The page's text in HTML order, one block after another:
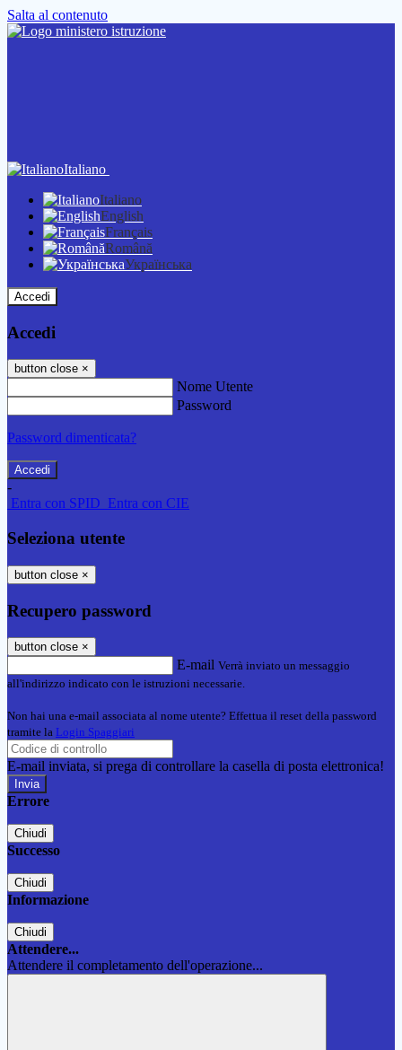
Salta al contenuto
Italiano
Italiano
English
Français
Română
Українська
Accedi
Accedi
button close ×
Nome Utente
Password
Password dimenticata?
-
Entra con SPID Entra con CIE
Seleziona utente
button close ×
Recupero password
button close ×
E-mail Verrà inviato un messaggio
all'indirizzo indicato con le istruzioni necessarie.
Non hai una e-mail associata al nome utente? Effettua il reset della password
tramite la Login Spaggiari
E-mail inviata, si prega di controllare la casella di posta elettronica!
Errore
Chiudi
Successo
Chiudi
Informazione
Chiudi
Attendere...
Attendere il completamento dell'operazione...